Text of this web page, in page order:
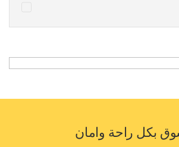
بكل راحة وامان